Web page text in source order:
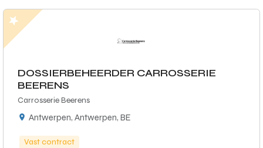
DOSSIERBEHEERDER CARROSSERIE
BEERENS
Carrosserie Beerens
Antwerpen, Antwerpen, BE
Vast contract